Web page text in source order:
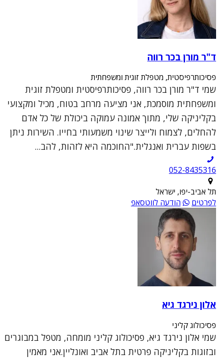
ד"ר מורן בכר רווה
פסיכותרפיסטית, מטפלת זוגית ומשפחתית
שמי ד"ר מורן בכר רווה, פסיכותרפיסטית ומטפלת זוגית
ומשפחתית מוסמכת, אני מציעה מרחב בטוח, מכיל ומקצועי
בקליניקה שלי, מתוך אמונה עמוקה ביכולת של כל אדם
להחלים, לצמוח ולייצר שינוי משמעותי בחייו. השירות ניתן
בשפות עברית ואנגלית."החוכמה היא לזהות, להב...
052-8435316
תל אביב-יפו, ישראל
לפרטים
הודעה לווטסאפ
אלון נירגד גיא
פסיכולוג קליני
שמי אלון נירגד גיא, פסיכולוג קליני מומחה, מטפל במבוגרים
ובזוגות בקליניקה פרטית בתל אביב ואונליין.אני מאמין